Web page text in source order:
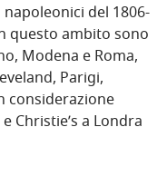
del 1806-
questo ambito sono
Modena e Roma,
Parigi,
considerazione
Christie’s a Londra